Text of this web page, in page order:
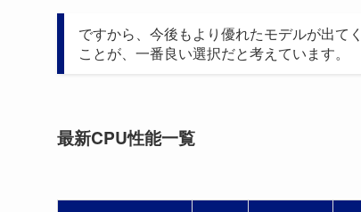
ですから、今後もより優れたモデルが出て
ことが、一番良い選択だと考えています。
最新CPU性能一覧